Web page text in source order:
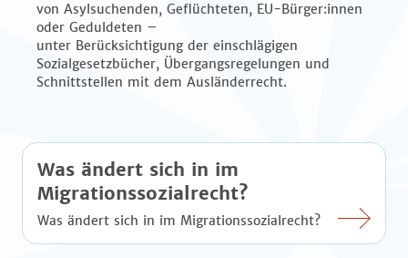
von Asylsuchenden, Geflüchteten, EU-Bürger:innen
oder Geduldeten –
unter Berücksichtigung der einschlägigen
Sozialgesetzbücher, Übergangsregelungen und
Schnittstellen mit dem Ausländerrecht.
Was ändert sich in im
Migrationssozialrecht?
Was ändert sich in im Migrationssozialrecht?